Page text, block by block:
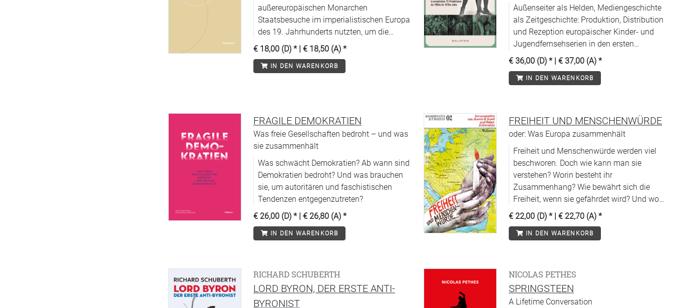
außereuropäischen Monarchen
Staatsbesuche im imperialistischen Europa
des 19. Jahrhunderts nutzten, um die
Unabhängigkeit ihres Landes zu bewahren.
€ 18,00 (D) * | € 18,50 (A) *
IN DEN WARENKORB
Außenseiter als Helden, Mediengeschichte
als Zeitgeschichte: Produktion, Distribution
und Rezeption europäischer Kinder- und
Jugendfernsehserien in den ersten
Jahrzehnten der TV-Geschichte
€ 36,00 (D) * | € 37,00 (A) *
IN DEN WARENKORB
FRAGILE DEMOKRATIEN
Was freie Gesellschaften bedroht – und was
sie zusammenhält
Was schwächt Demokratien? Ab wann sind
Demokratien bedroht? Und was brauchen
sie, um autoritären und faschistischen
Tendenzen entgegenzutreten?
€ 26,00 (D) * | € 26,80 (A) *
IN DEN WARENKORB
FREIHEIT UND MENSCHENWÜRDE
oder: Was Europa zusammenhält
Freiheit und Menschenwürde werden viel
beschworen. Doch wie kann man sie
verstehen? Worin besteht ihr
Zusammenhang? Wie bewährt sich die
Freiheit, wenn sie gefährdet wird? Und wo
und wie muss man heute für
Menschenwürde Partei ergreifen?
€ 22,00 (D) * | € 22,70 (A) *
IN DEN WARENKORB
RICHARD SCHUBERTH
LORD BYRON, DER ERSTE ANTI-
BYRONIST
NICOLAS PETHES
SPRINGSTEEN
A Lifetime Conversation